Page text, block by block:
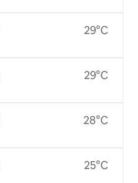
29°C
29°C
28°C
25°C